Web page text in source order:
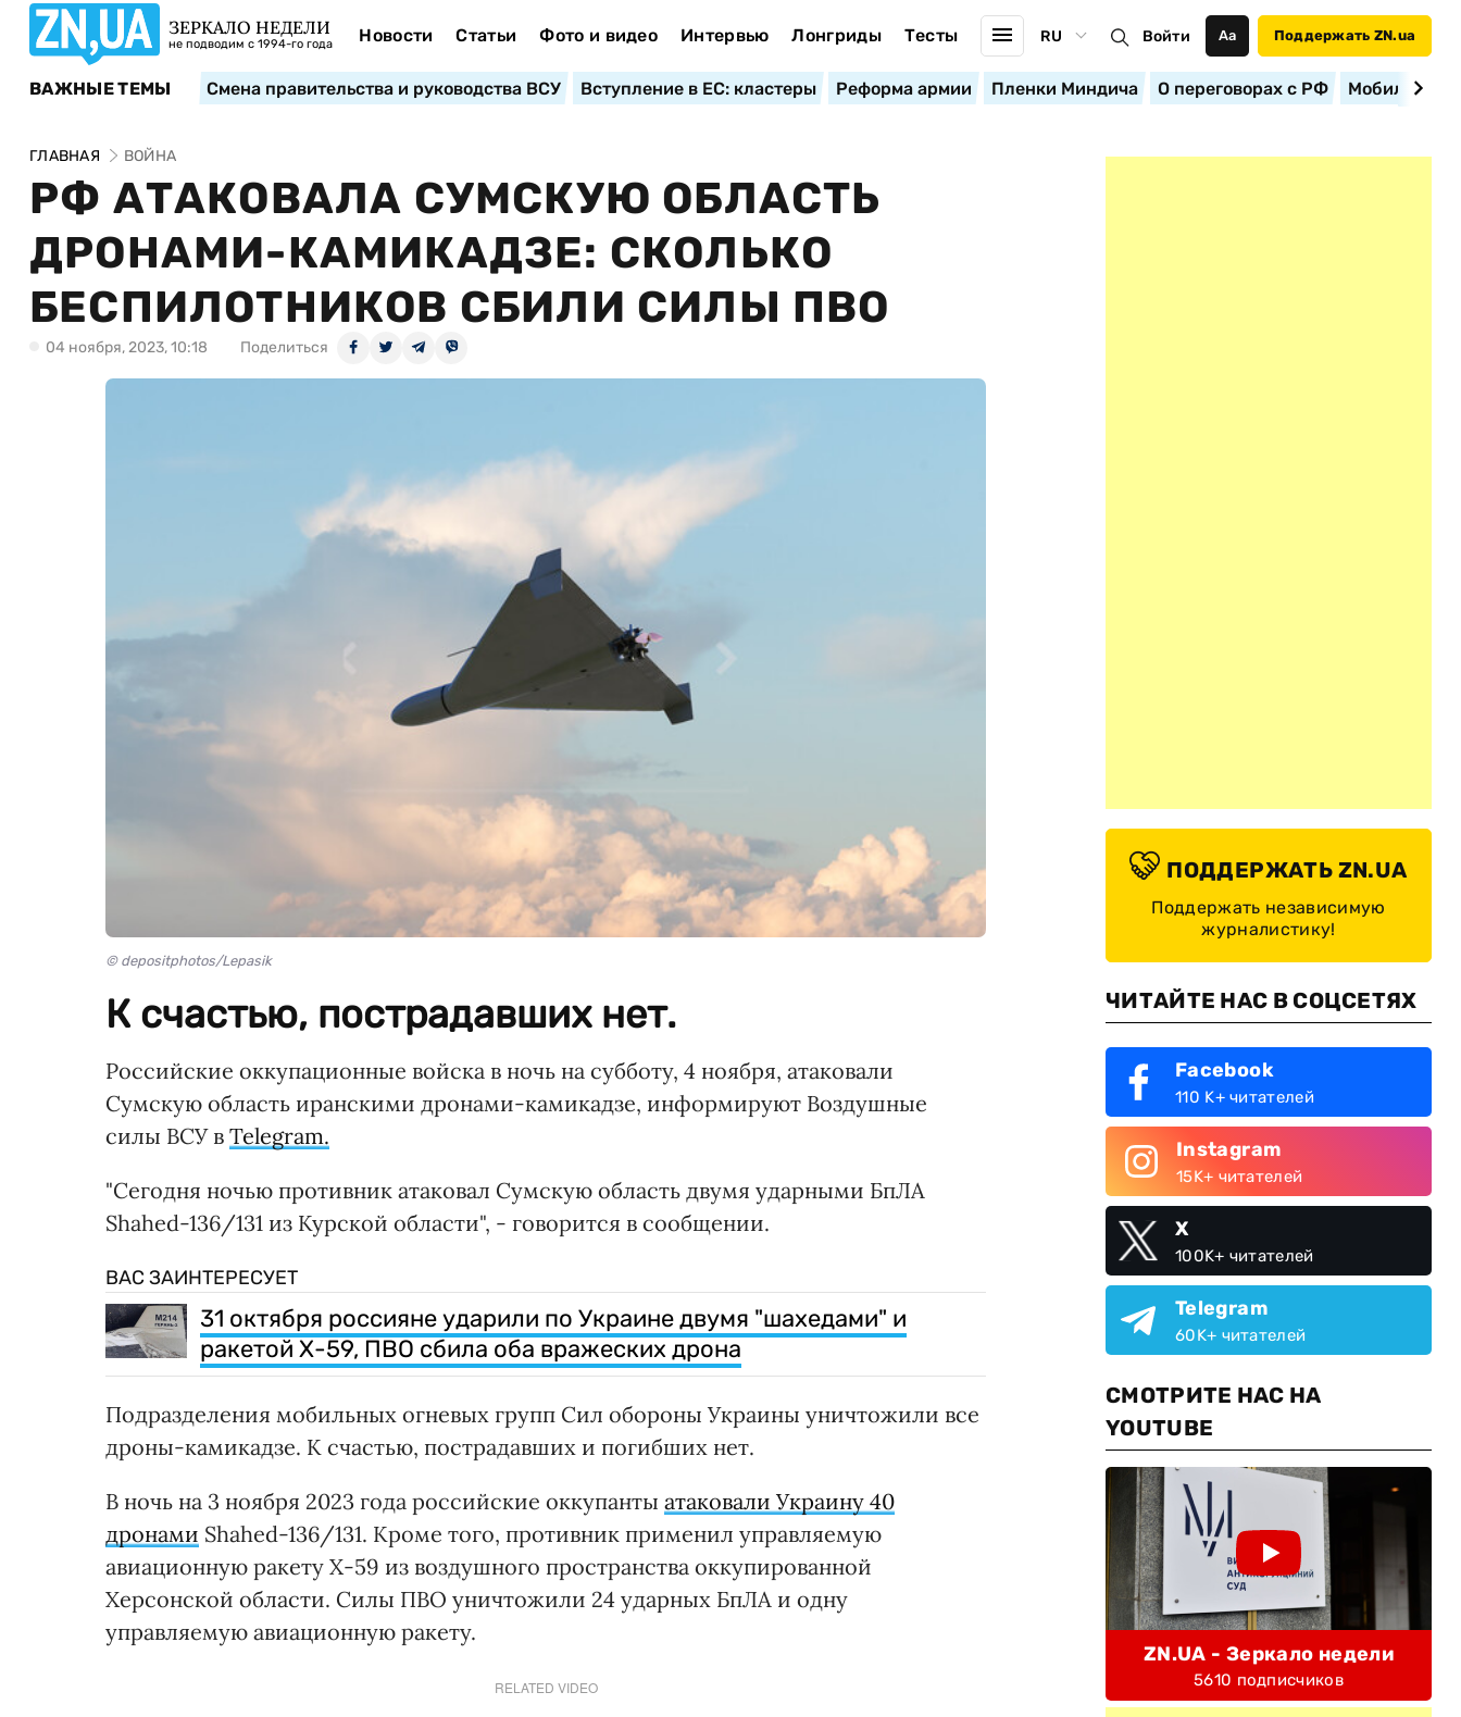
ЗЕРКАЛО НЕДЕЛИ
не подводим с 1994-го года Новости Статьи Фото и видео Интервью Лонгриды Тесты RU Войти Аа Поддержать ZN.ua
ВАЖНЫЕ ТЕМЫ Смена правительства и руководства ВСУ Вступление в ЕС: кластеры Реформа армии Пленки Миндича О переговорах с РФ
ГЛАВНАЯ ВОЙНА
РФ АТАКОВАЛА СУМСКУЮ ОБЛАСТЬ
ДРОНАМИ-КАМИКАДЗЕ: СКОЛЬКО
БЕСПИЛОТНИКОВ СБИЛИ СИЛЫ ПВО
04 ноября, 2023, 10:18 Поделиться
© depositphotos/Lepasik
К счастью, пострадавших нет.
Российские оккупационные войска в ночь на субботу, 4 ноября, атаковали
Сумскую область иранскими дронами-камикадзе, информируют Воздушные
силы ВСУ в Telegram.
"Сегодня ночью противник атаковал Сумскую область двумя ударными БпЛА
Shahed-136/131 из Курской области", - говорится в сообщении.
ВАС ЗАИНТЕРЕСУЕТ
31 октября россияне ударили по Украине двумя "шахедами" и
ракетой Х-59, ПВО сбила оба вражеских дрона
Подразделения мобильных огневых групп Сил обороны Украины уничтожили все
дроны-камикадзе. К счастью, пострадавших и погибших нет.
В ночь на 3 ноября 2023 года российские оккупанты атаковали Украину 40
дронами Shahed-136/131. Кроме того, противник применил управляемую
авиационную ракету Х-59 из воздушного пространства оккупированной
Херсонской области. Силы ПВО уничтожили 24 ударных БпЛА и одну
управляемую авиационную ракету.
RELATED VIDEO
ПОДДЕРЖАТЬ ZN.UA
Поддержать независимую
журналистику!
ЧИТАЙТЕ НАС В СОЦСЕТЯХ
Facebook
110 K+ читателей
Instagram
15K+ читателей
X
100K+ читателей
Telegram
60K+ читателей
СМОТРИТЕ НАС НА
YOUTUBE
ZN.UA - Зеркало недели
5610 подписчиков